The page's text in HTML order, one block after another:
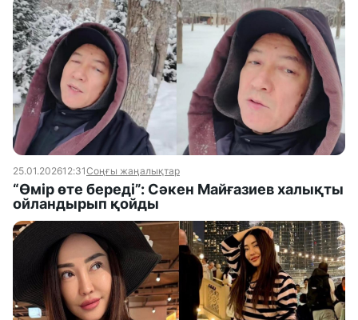
25.01.202612:31Соңғы жаңалықтар
“Өмір өте береді”: Сәкен Майғазиев халықты
ойландырып қойды